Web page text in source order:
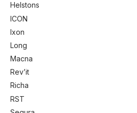
Helstons
ICON
Ixon
Long
Macna
Rev’it
Richa
RST